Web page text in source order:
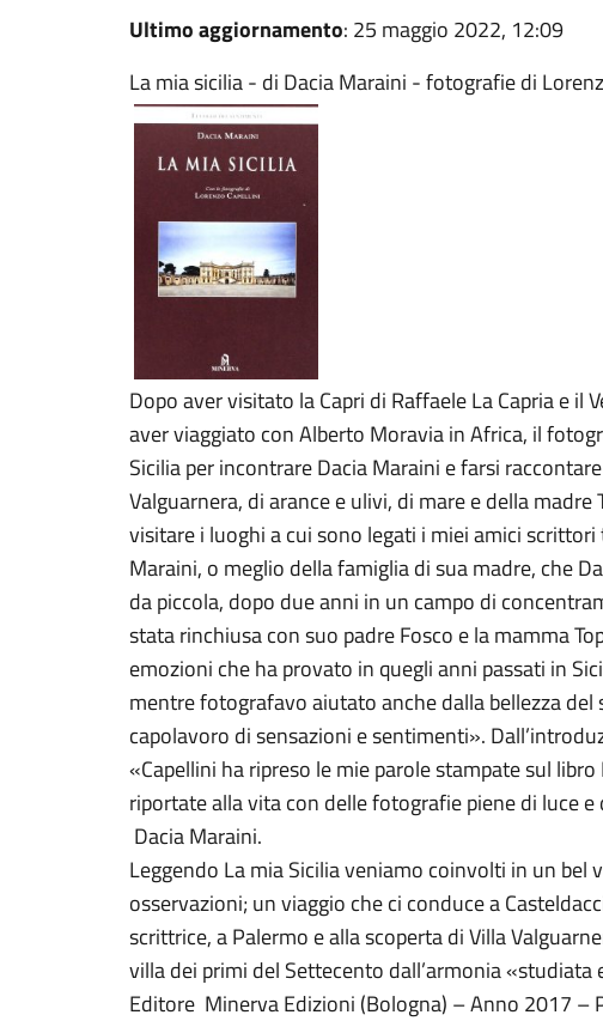
Ultimo aggiornamento: 25 maggio 2022, 12:09
La mia sicilia - di Dacia Maraini - fotografie di
Dopo aver visitato la Capri di Raffaele La Capria e il
aver viaggiato con Alberto Moravia in Africa, il
Sicilia per incontrare Dacia Maraini e farsi
Valguarnera, di arance e ulivi, di mare e della
visitare i luoghi a cui sono legati i miei amici scrittori
Maraini, o meglio della famiglia di sua madre, che
da piccola, dopo due anni in un campo di
stata rinchiusa con suo padre Fosco e la mamma
emozioni che ha provato in quegli anni passati in
mentre fotografavo aiutato anche dalla bellezza del
capolavoro di sensazioni e sentimenti».
«Capellini ha ripreso le mie parole stampate sul
riportate alla vita con delle fotografie piene di luce e
Dacia Maraini.
Leggendo La mia Sicilia veniamo coinvolti in un bel
osservazioni; un viaggio che ci conduce a
scrittrice, a Palermo e alla scoperta di Villa
villa dei primi del Settecento dall’armonia «studiata
Editore Minerva Edizioni (Bologna) – Anno 2017 –